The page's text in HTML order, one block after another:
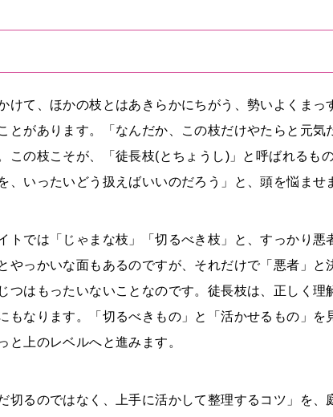
けて、ほかの枝とはあきらかにちがう、勢いよくまっ
とがあります。「なんだか、この枝だけやたらと元気
この枝こそが、「徒長枝(とちょうし)」と呼ばれるも
、いったいどう扱えばいいのだろう」と、頭を悩ませ
トでは「じゃまな枝」「切るべき枝」と、すっかり悪
やっかいな面もあるのですが、それだけで「悪者」と
つはもったいないことなのです。徒長枝は、正しく理
もなります。「切るべきもの」と「活かせるもの」を
と上のレベルへと進みます。
切るのではなく、上手に活かして整理するコツ」を、